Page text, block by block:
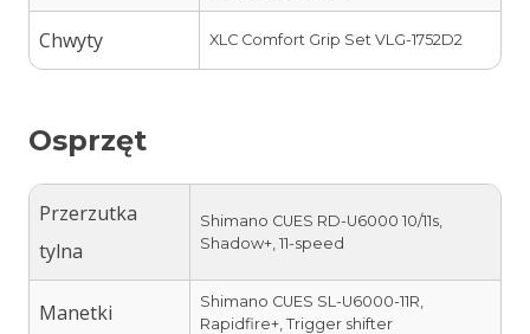
Chwyty XLC Comfort Grip Set VLG-1752D2
Osprzęt
Przerzutka
tylna
Shimano CUES RD-U6000 10/11s,
Shadow+, 11-speed
Manetki
Shimano CUES SL-U6000-11R,
Rapidfire+, Trigger shifter